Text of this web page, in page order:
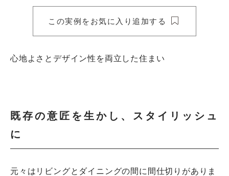
心地よさとデザイン性を両立した住まい
既存の意匠を生かし、スタイリッシュ
に
元々はリビングとダイニングの間に間仕切りがありま